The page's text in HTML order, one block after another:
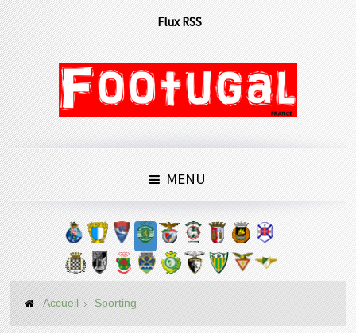
Flux RSS
MENU
Accueil Sporting